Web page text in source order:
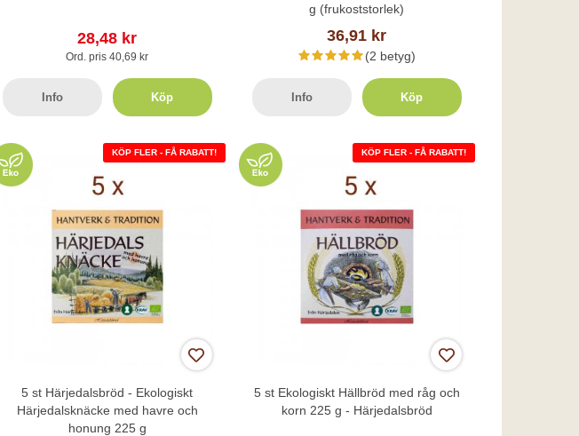
28,48 kr
Ord. pris 40,69 kr
Info Köp
g (frukoststorlek)
36,91 kr
(2 betyg)
Info Köp
KÖP FLER - FÅ RABATT!
5 st Härjedalsbröd - Ekologiskt
Härjedalsknäcke med havre och
honung 225 g
KÖP FLER - FÅ RABATT!
5 st Ekologiskt Hällbröd med råg och
korn 225 g - Härjedalsbröd